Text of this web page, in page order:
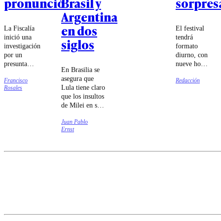
La Fiscalía
inició una
investigación
por un
presunta
intrafamiliar.
Espinoza
Francisco
Rosales
Argentina
en dos
siglos
En Brasilia se
asegura que
Lula tiene claro
que los insultos
de Milei en su
responden a su
intento de
presidente
Juan Pablo
Ernst
El festival
tendrá
formato
diurno, con
nueve horas
entre las
Redacción